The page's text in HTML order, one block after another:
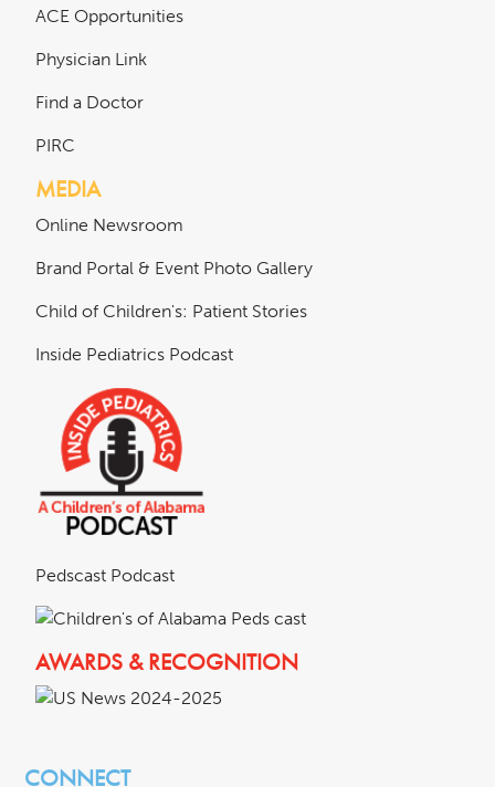
ACE Opportunities
Physician Link
Find a Doctor
PIRC
MEDIA
Online Newsroom
Brand Portal & Event Photo Gallery
Child of Children's: Patient Stories
Inside Pediatrics Podcast
Pedscast Podcast
AWARDS & RECOGNITION
CONNECT